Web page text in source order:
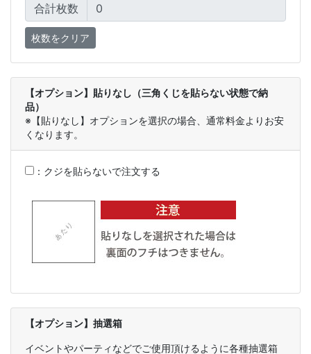
合計枚数
【オプション】貼りなし（三角くじを貼らない状態で納
品）
※【貼りなし】オプションを選択の場合、通常料金よりお安
くなります。
： クジを貼らないで注文する
【オプション】抽選箱
イベントやパーティなどでご使用頂けるように各種抽選箱